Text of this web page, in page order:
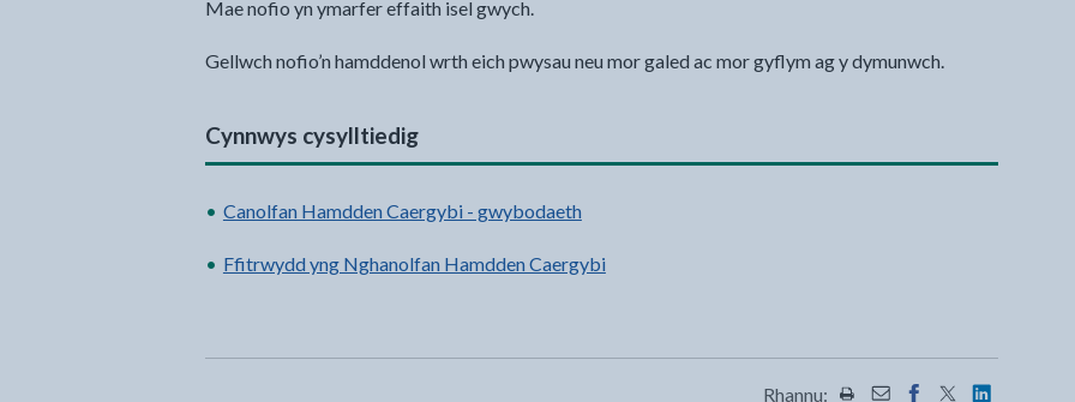
Mae nofio yn ymarfer effaith isel gwych.
Gellwch nofio’n hamddenol wrth eich pwysau neu mor galed ac mor gyflym ag y dymunwch.
Cynnwys cysylltiedig
Canolfan Hamdden Caergybi - gwybodaeth
Ffitrwydd yng Nghanolfan Hamdden Caergybi
Rhannu: